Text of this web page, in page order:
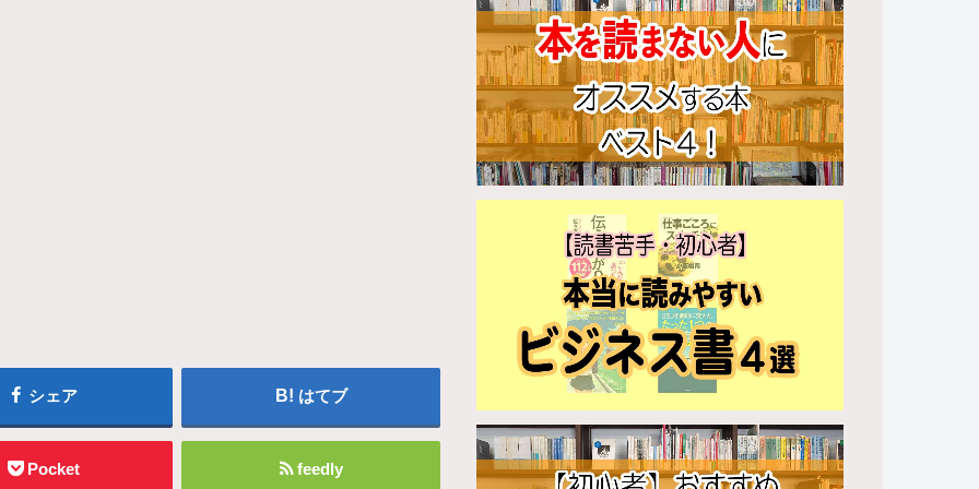
シェア はてブ
Pocket feedly